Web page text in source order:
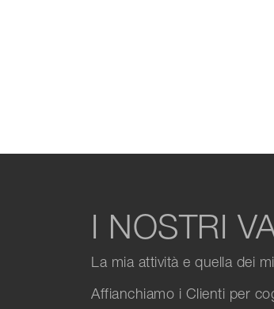
I NOSTRI
La mia attività e quella dei
Affianchiamo i Clienti per